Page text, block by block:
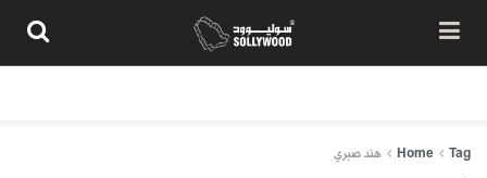
Home Tag هند صبري